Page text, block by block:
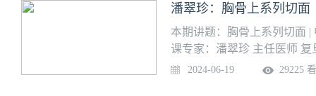
潘翠珍：胸骨上系列切面
本期讲题：胸骨上系列切面
课专家：潘翠珍 主任医师
2024-06-19 29225